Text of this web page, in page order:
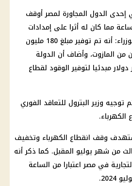
الدول المجاورة لمصر أوقف
مما كان له أثرا على إمدادات
: أنه تم توفيرمبلغ 180 مليون
ألف طن من المازوت، وأضاف أن الدولة
دولارمبدئيا لتوفيرالوقود لقطاع
توجيه وزيرالبترول للتعاقد الفوري
الكهرباء.
وقف انقطاع الكهرباء وتخفيف
من شهر يوليو المقبل. كما ذكر أنه
في مصر اعتبارا من الساعة